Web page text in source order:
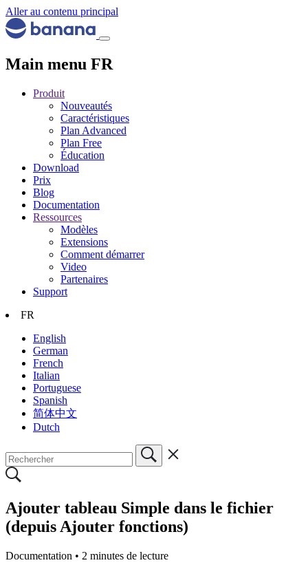
Aller au contenu principal
Main menu FR
Produit
Nouveautés
Caractéristiques
Plan Advanced
Plan Free
Éducation
Download
Prix
Blog
Documentation
Ressources
Modèles
Extensions
Comment démarrer
Video
Partenaires
Support
FR
English
German
French
Italian
Portuguese
Spanish
简体中文
Dutch
Ajouter tableau Simple dans le fichier
(depuis Ajouter fonctions)
Documentation • 2 minutes de lecture